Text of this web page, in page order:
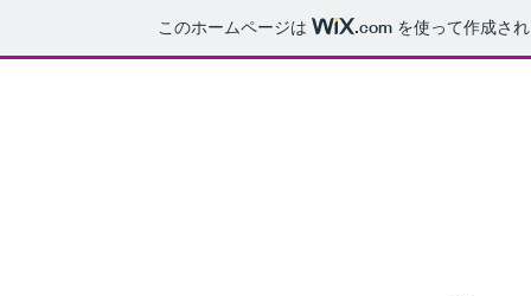
このホームページは .com を使って作成さ